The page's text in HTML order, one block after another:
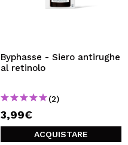
Byphasse - Siero antirughe
al retinolo
(2)
3,99€
ACQUISTARE